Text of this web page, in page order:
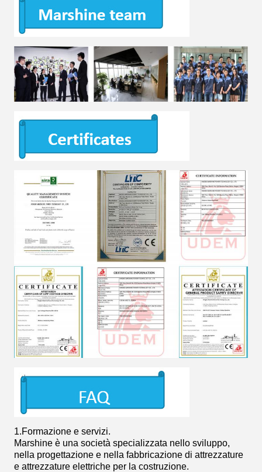
1.Formazione e servizi.
Marshine è una società specializzata nello sviluppo,
nella progettazione e nella fabbricazione di attrezzature
e attrezzature elettriche per la costruzione.